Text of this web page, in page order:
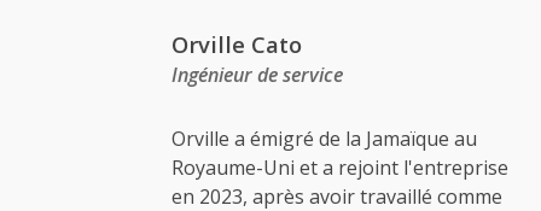
Orville Cato
Ingénieur de service
Orville a émigré de la Jamaïque au
Royaume-Uni et a rejoint l'entreprise
en 2023, après avoir travaillé comme